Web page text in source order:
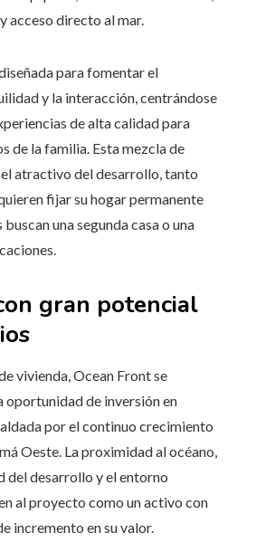
acceso directo al mar.
para fomentar el
y la interacción, centrándose
de alta calidad para
de la familia. Esta mezcla de
atractivo del desarrollo, tanto
fijar su hogar permanente
una segunda casa o una
gran potencial
vivienda, Ocean Front se
oportunidad de inversión en
por el continuo crecimiento
Oeste. La proximidad al océano,
del desarrollo y el entorno
al proyecto como un activo con
incremento en su valor.